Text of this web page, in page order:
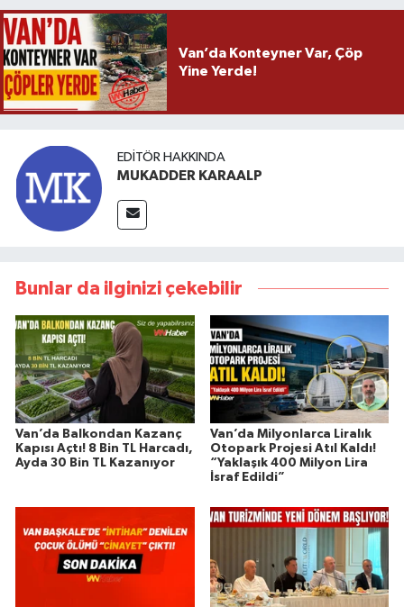
Van’da Konteyner Var, Çöp
Yine Yerde!
EDITÖR HAKKINDA
MUKADDER KARAALP
Bunlar da ilginizi çekebilir
Van’da Balkondan Kazanç
Kapısı Açtı! 8 Bin TL Harcadı,
Ayda 30 Bin TL Kazanıyor
Van’da Milyonlarca Liralık
Otopark Projesi Atıl Kaldı!
“Yaklaşık 400 Milyon Lira
İsraf Edildi”